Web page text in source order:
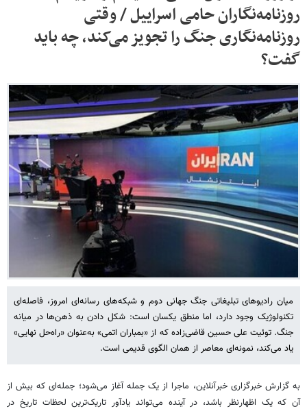
روزنامه‌نگاران حامی اسراییل / وقتی
روزنامه‌نگاری جنگ را تجویز می‌کند، چه باید
گفت؟
میان رادیوهای تبلیغاتی جنگ جهانی دوم و شبکه‌های رسانه‌ای امروز، فاصله‌ای
تکنولوژیک وجود دارد، اما منطق یکسان است: شکل دادن به ذهن‌ها در میانه
جنگ. توئیت علی حسین قاضی‌زاده که از «بمباران اتمی» به‌عنوان «راه‌حل نهایی»
یاد می‌کند، نمونه‌ای معاصر از همان الگوی قدیمی است.
به گزارش خبرگزاری خبرآنلاین، ماجرا از یک جمله آغاز می‌شود؛ جمله‌ای که بیش از
آن که یک اظهارنظر باشد، در آینده می‌تواند یادآور تاریک‌ترین لحظات تاریخ در